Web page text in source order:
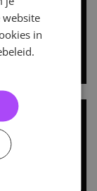
in